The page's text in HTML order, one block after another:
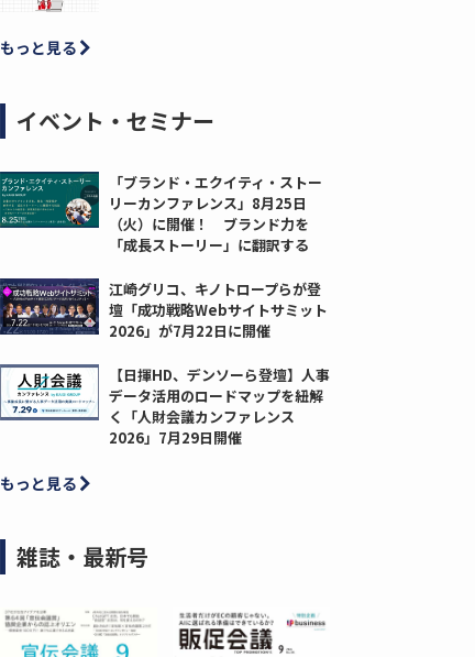
もっと見る
イベント・セミナー
「ブランド・エクイティ・ストー
リーカンファレンス」8月25日
（火）に開催！ ブランド力を
「成長ストーリー」に翻訳する
江崎グリコ、キノトロープらが登
壇「成功戦略Webサイトサミット
2026」が7月22日に開催
【日揮HD、デンソーら登壇】人事
データ活用のロードマップを紐解
く「人財会議カンファレンス
2026」7月29日開催
もっと見る
雑誌・最新号